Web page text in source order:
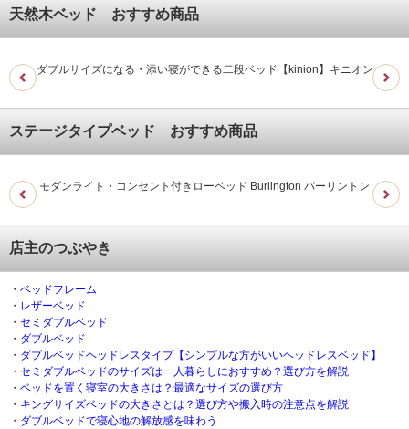
天然木ベッド おすすめ商品
ダブルサイズになる・添い寝ができる二段ベッド【kinion】キニオン
ステージタイプベッド おすすめ商品
モダンライト・コンセント付きローベッド Burlington バーリントン モ
店主のつぶやき
・ ベッドフレーム
・ レザーベッド
・ セミダブルベッド
・ ダブルベッド
・ ダブルベッドヘッドレスタイプ【シンプルな方がいいヘッドレスベッド】
・ セミダブルベッドのサイズは一人暮らしにおすすめ？選び方を解説
・ ベッドを置く寝室の大きさは？最適なサイズの選び方
・ キングサイズベッドの大きさとは？選び方や搬入時の注意点を解説
・ ダブルベッドで寝心地の解放感を味わう